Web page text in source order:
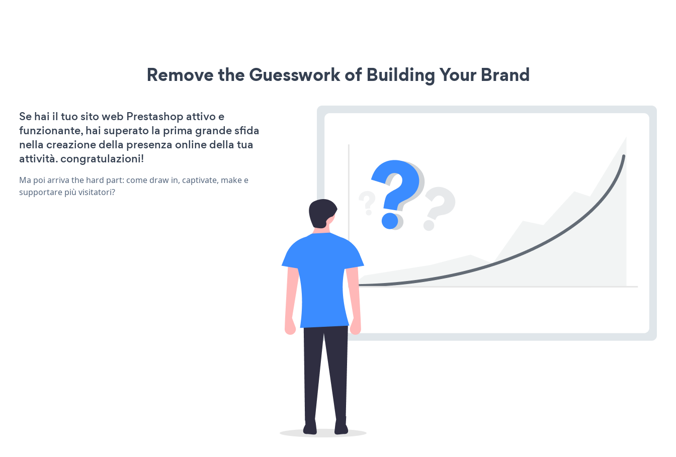
Remove the Guesswork of Building Your Brand
Se hai il tuo sito web Prestashop attivo e
funzionante, hai superato la prima grande sfida
nella creazione della presenza online della tua
attività. congratulazioni!
Ma poi arriva the hard part: come draw in, captivate, make e
supportare più visitatori?